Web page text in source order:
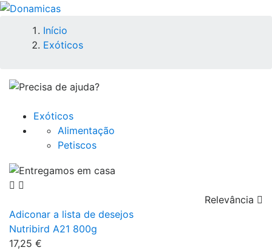
Início
Exóticos
Exóticos
Alimentação
Petiscos
Relevância 
Adiconar a lista de desejos
Nutribird A21 800g
17,25 €